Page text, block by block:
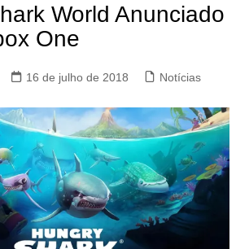
World Anunciado
One
16 de julho de 2018 Notícias